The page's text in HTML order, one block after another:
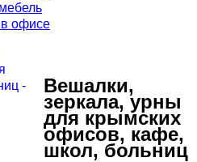
в офисе
Вешалки,
зеркала, урны
для крымских
офисов, кафе,
школ, больниц